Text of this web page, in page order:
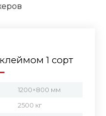
1 сорт
1200×800 мм
2500 кг